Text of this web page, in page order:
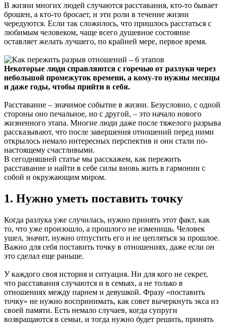
В жизни многих людей случаются расставания, кто-то бывает
брошен, а кто-то бросает, и эти роли в течение жизни
чередуются. Если так сложилось, что пришлось расстаться с
любимым человеком, чаще всего душевное состояние
оставляет желать лучшего, по крайней мере, первое время.
Некоторые люди справляются с горечью от разлуки через
небольшой промежуток времени, а кому-то нужны месяцы
и даже годы, чтобы прийти в себя.
Расставание – значимое событие в жизни. Безусловно, с одной
стороны оно печальное, но с другой, – это начало нового
жизненного этапа. Многие люди даже после тяжелого разрыва
рассказывают, что после завершения отношений перед ними
открылось немало интересных перспектив и они стали по-
настоящему счастливыми.
В сегодняшней статье мы расскажем, как пережить
расставание и найти в себе силы вновь жить в гармонии с
собой и окружающим миром.
1. Нужно уметь поставить точку
Когда разлука уже случилась, нужно принять этот факт, как
то, что уже произошло, а прошлого не изменишь. Человек
ушел, значит, нужно отпустить его и не цепляться за прошлое.
Важно для себя поставить точку в отношениях, даже если он
это сделал еще раньше.
У каждого своя история и ситуация. Ни для кого не секрет,
что расставания случаются и в семьях, а не только в
отношениях между парнем и девушкой. Фразу «поставить
точку» не нужно воспринимать, как совет вычеркнуть экса из
своей памяти. Есть немало случаев, когда супруги
возвращаются в семьи, и тогда нужно будет решить, принять